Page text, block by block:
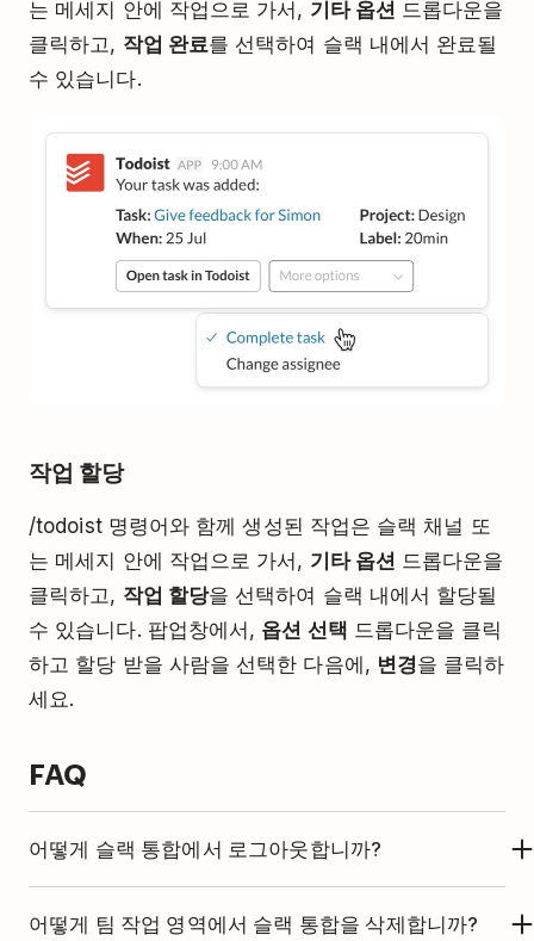
는 메세지 안에 작업으로 가서, 기타 옵션 드롭다운을
클릭하고, 작업 완료를 선택하여 슬랙 내에서 완료될
수 있습니다.
작업 할당
/todoist 명령어와 함께 생성된 작업은 슬랙 채널 또
는 메세지 안에 작업으로 가서, 기타 옵션 드롭다운을
클릭하고, 작업 할당을 선택하여 슬랙 내에서 할당될
수 있습니다. 팝업창에서, 옵션 선택 드롭다운을 클릭
하고 할당 받을 사람을 선택한 다음에, 변경을 클릭하
세요.
FAQ
어떻게 슬랙 통합에서 로그아웃합니까?
어떻게 팀 작업 영역에서 슬랙 통합을 삭제합니까?